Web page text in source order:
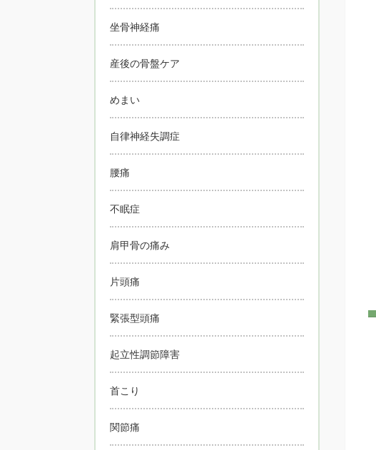
坐骨神経痛
産後の骨盤ケア
めまい
自律神経失調症
腰痛
不眠症
肩甲骨の痛み
片頭痛
緊張型頭痛
起立性調節障害
首こり
関節痛